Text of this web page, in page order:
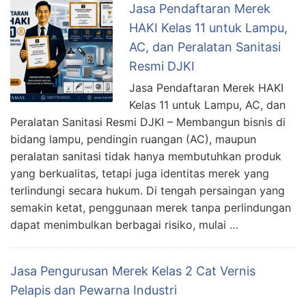
Jasa Pendaftaran Merek
HAKI Kelas 11 untuk Lampu,
AC, dan Peralatan Sanitasi
Resmi DJKI
Jasa Pendaftaran Merek HAKI
Kelas 11 untuk Lampu, AC, dan
Peralatan Sanitasi Resmi DJKI – Membangun bisnis di
bidang lampu, pendingin ruangan (AC), maupun
peralatan sanitasi tidak hanya membutuhkan produk
yang berkualitas, tetapi juga identitas merek yang
terlindungi secara hukum. Di tengah persaingan yang
semakin ketat, penggunaan merek tanpa perlindungan
dapat menimbulkan berbagai risiko, mulai …
Jasa Pengurusan Merek Kelas 2 Cat Vernis
Pelapis dan Pewarna Industri